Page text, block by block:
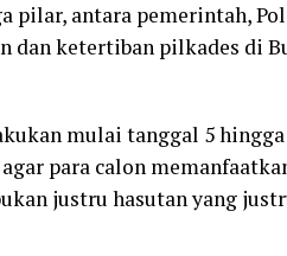
pilar, antara pemerintah,
dan ketertiban pilkades di
mulai tanggal 5
para calon
justru hasutan yang